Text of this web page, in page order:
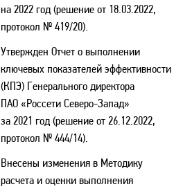
на 2022 год (решение от 18.03.2022,
протокол № 419/20).
Утвержден Отчет о выполнении
ключевых показателей эффективности
(КПЭ) Генерального директора
ПАО «Россети Северо-Запад»
за 2021 год (решение от 26.12.2022,
протокол № 444/14).
Внесены изменения в Методику
расчета и оценки выполнения